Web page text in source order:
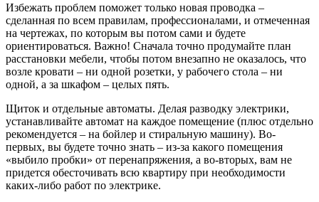
Избежать проблем поможет только новая проводка –
сделанная по всем правилам, профессионалами, и отмеченная
на чертежах, по которым вы потом сами и будете
ориентироваться. Важно! Сначала точно продумайте план
расстановки мебели, чтобы потом внезапно не оказалось, что
возле кровати – ни одной розетки, у рабочего стола – ни
одной, а за шкафом – целых пять.
Щиток и отдельные автоматы. Делая разводку электрики,
устанавливайте автомат на каждое помещение (плюс отдельно
рекомендуется – на бойлер и стиральную машину). Во-
первых, вы будете точно знать – из-за какого помещения
«выбило пробки» от перенапряжения, а во-вторых, вам не
придется обесточивать всю квартиру при необходимости
каких-либо работ по электрике.